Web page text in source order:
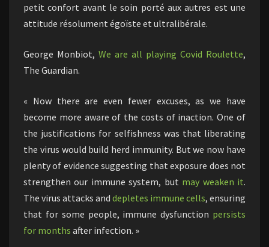
petit confort avant le soin porté aux autres est une
attitude résolument égoïste et ultralibérale.
George Monbiot, We are all playing Covid Roulette,
The Guardian.
« Now there are even fewer excuses, as we have
become more aware of the costs of inaction. One of
the justifications for selfishness was that liberating
the virus would build herd immunity. But we now have
plenty of evidence suggesting that exposure does not
strengthen our immune system, but may weaken it.
The virus attacks and depletes immune cells, ensuring
that for some people, immune dysfunction persists
for months after infection. »